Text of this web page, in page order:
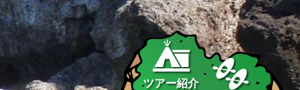
ツアー紹介